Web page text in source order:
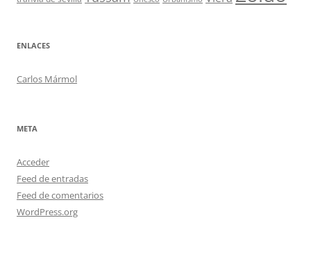
ENLACES
Carlos Mármol
META
Acceder
Feed de entradas
Feed de comentarios
WordPress.org